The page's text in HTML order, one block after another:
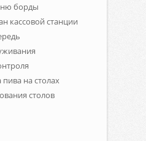
борды
кассовой станции
на столах
столов